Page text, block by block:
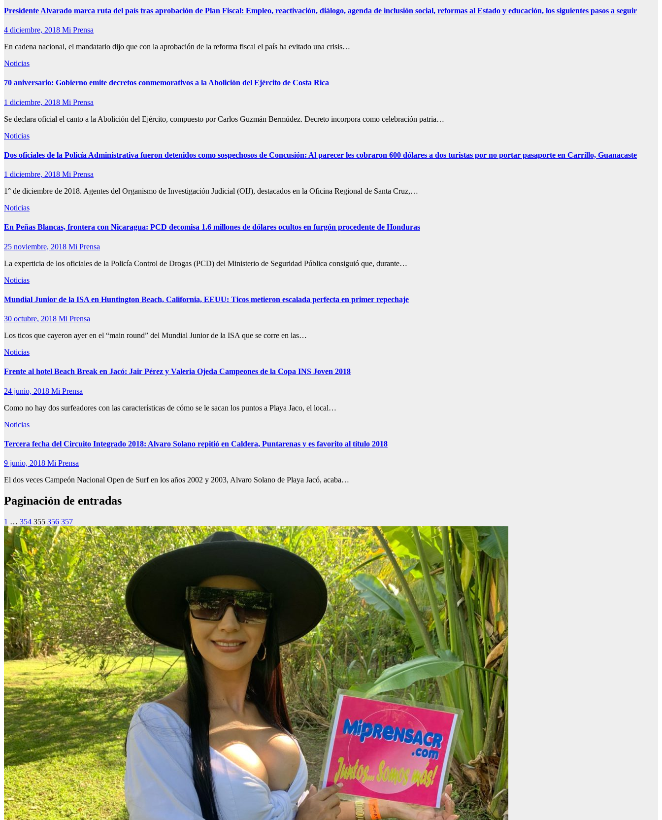
Presidente Alvarado marca ruta del país tras aprobación de Plan Fiscal: Empleo, reactivación, diálogo, agenda de inclusión social, reformas al Estado y educación, los siguientes pasos a seguir
4 diciembre, 2018 Mi Prensa
En cadena nacional, el mandatario dijo que con la aprobación de la reforma fiscal el país ha evitado una crisis…
Noticias
70 aniversario: Gobierno emite decretos conmemorativos a la Abolición del Ejército de Costa Rica
1 diciembre, 2018 Mi Prensa
Se declara oficial el canto a la Abolición del Ejército, compuesto por Carlos Guzmán Bermúdez. Decreto incorpora como celebración patria…
Noticias
Dos oficiales de la Policía Administrativa fueron detenidos como sospechosos de Concusión: Al parecer les cobraron 600 dólares a dos turistas por no portar pasaporte en Carrillo, Guanacaste
1 diciembre, 2018 Mi Prensa
1° de diciembre de 2018. Agentes del Organismo de Investigación Judicial (OIJ), destacados en la Oficina Regional de Santa Cruz,…
Noticias
En Peñas Blancas, frontera con Nicaragua: PCD decomisa 1.6 millones de dólares ocultos en furgón procedente de Honduras
25 noviembre, 2018 Mi Prensa
La experticia de los oficiales de la Policía Control de Drogas (PCD) del Ministerio de Seguridad Pública consiguió que, durante…
Noticias
Mundial Junior de la ISA en Huntington Beach, California, EEUU: Ticos metieron escalada perfecta en primer repechaje
30 octubre, 2018 Mi Prensa
Los ticos que cayeron ayer en el “main round” del Mundial Junior de la ISA que se corre en las…
Noticias
Frente al hotel Beach Break en Jacó: Jair Pérez y Valeria Ojeda Campeones de la Copa INS Joven 2018
24 junio, 2018 Mi Prensa
Como no hay dos surfeadores con las características de cómo se le sacan los puntos a Playa Jaco, el local…
Noticias
Tercera fecha del Circuito Integrado 2018: Alvaro Solano repitió en Caldera, Puntarenas y es favorito al título 2018
9 junio, 2018 Mi Prensa
El dos veces Campeón Nacional Open de Surf en los años 2002 y 2003, Alvaro Solano de Playa Jacó, acaba…
Paginación de entradas
1 … 354 355 356 357